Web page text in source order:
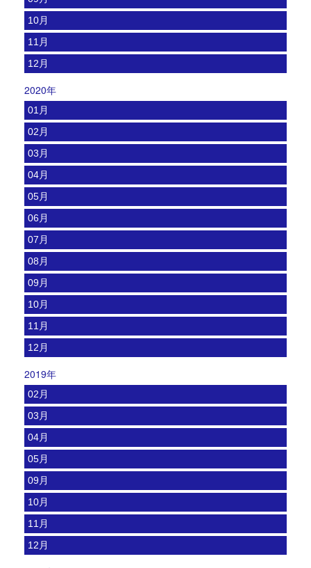
10月
11月
12月
2020年
01月
02月
03月
04月
05月
06月
07月
08月
09月
10月
11月
12月
2019年
02月
03月
04月
05月
09月
10月
11月
12月